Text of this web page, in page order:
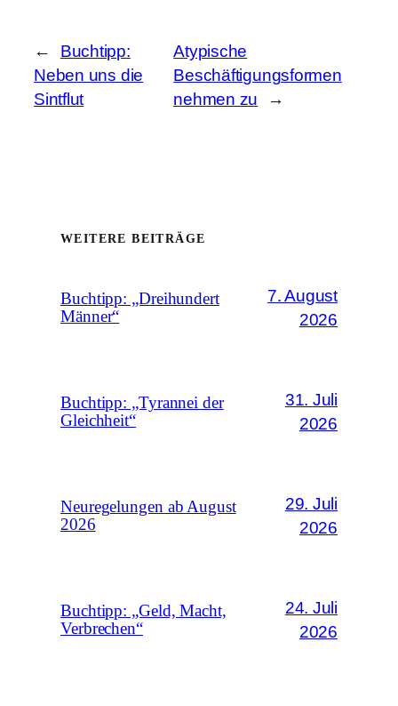
←
Buchtipp:
Neben uns die
Sintflut
Atypische
Beschäftigungsformen
nehmen zu
→
WEITERE BEITRÄGE
Buchtipp: „Dreihundert
Männer“
7. August
2026
Buchtipp: „Tyrannei der
Gleichheit“
31. Juli
2026
Neuregelungen ab August
2026
29. Juli
2026
Buchtipp: „Geld, Macht,
Verbrechen“
24. Juli
2026